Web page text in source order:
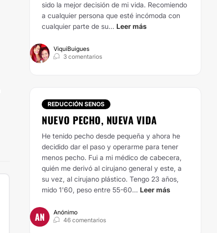
sido la mejor decisión de mi vida. Recomiendo
a cualquier persona que esté incómoda con
cualquier parte de su... Leer más
ViquiBuigues
3 comentarios
REDUCCIÓN SENOS
NUEVO PECHO, NUEVA VIDA
He tenido pecho desde pequeña y ahora he
decidido dar el paso y operarme para tener
menos pecho. Fui a mi médico de cabecera,
quién me derivó al cirujano general y este, a
su vez, al cirujano plástico. Tengo 23 años,
mido 1'60, peso entre 55-60... Leer más
AN
Anónimo
46 comentarios